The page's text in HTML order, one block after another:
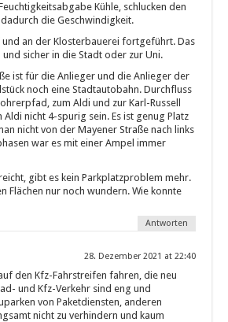
Kühle, schlucken den
die Geschwindigkeit.
an der Klosterbauerei fortgeführt. Das
sicher in die Stadt oder zur Uni.
ist für die Anlieger und die Anlieger der
noch eine Stadtautobahn. Durchfluss
zum Aldi und zur Karl-Russell
nicht 4-spurig sein. Es ist genug Platz
nicht von der Mayener Straße nach links
war es mit einer Ampel immer
gibt es kein Parkplatzproblem mehr.
Flächen nur noch wundern. Wie konnte
Antworten
28. Dezember 2021 at 22:40
den Kfz-Fahrstreifen fahren, die neu
und Kfz-Verkehr sind eng und
von Paketdiensten, anderen
nicht zu verhindern und kaum